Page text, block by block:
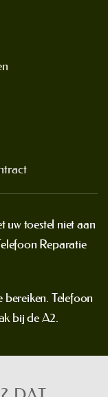
uw toestel niet aan
Reparatie
Telefoon
bij de A2.